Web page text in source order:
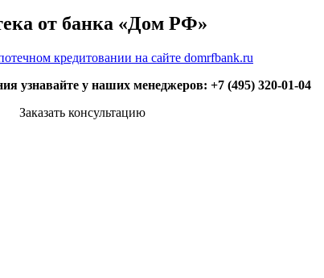
от банка «Дом РФ»
кредитовании на сайте domrfbank.ru
узнавайте у наших менеджеров: +7 (495) 320-01-04
Заказать консультацию